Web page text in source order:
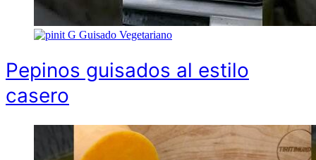
G Guisado Vegetariano
Pepinos guisados al estilo
casero